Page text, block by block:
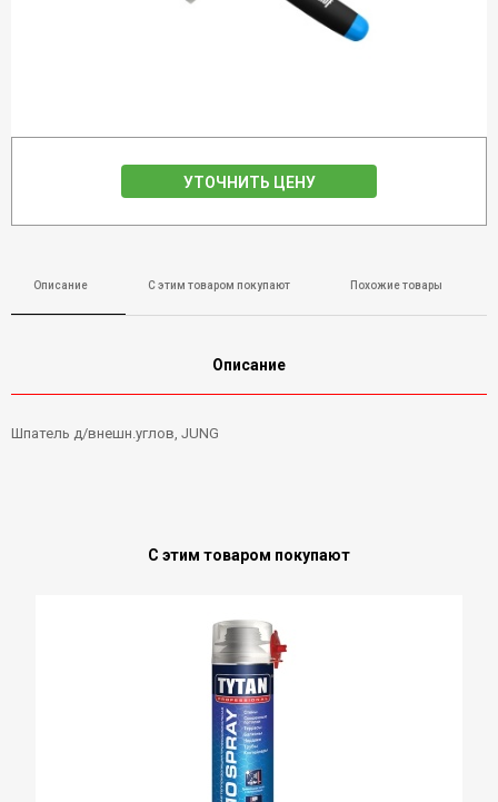
УТОЧНИТЬ ЦЕНУ
Описание С этим товаром покупают Похожие товары
Описание
Шпатель д/внешн.углов, JUNG
С этим товаром покупают